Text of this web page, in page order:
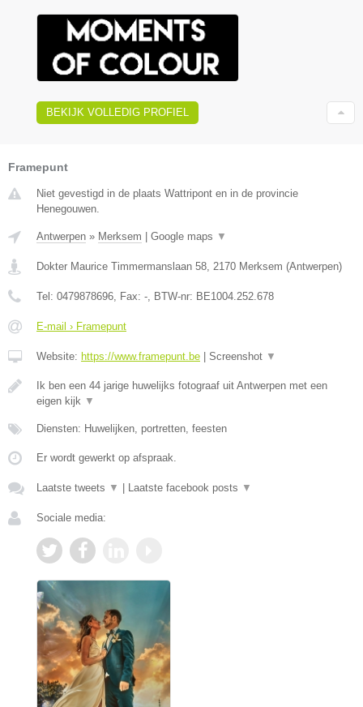
BEKIJK VOLLEDIG PROFIEL
Framepunt
Niet gevestigd in de plaats Wattripont en in de provincie
Henegouwen.
Antwerpen » Merksem Google maps ▼
Dokter Maurice Timmermanslaan 58 2170 Merksem (Antwerpen)
Tel: 0479878696 , Fax: - , BTW-nr: BE1004.252.678
E-mail › Framepunt
Website: https://www.framepunt.be Screenshot ▼
Ik ben een 44 jarige huwelijks fotograaf uit Antwerpen met een
eigen kijk ▼
Diensten: Huwelijken, portretten, feesten
Er wordt gewerkt op afspraak.
Laatste tweets ▼ Laatste facebook posts ▼
Sociale media: